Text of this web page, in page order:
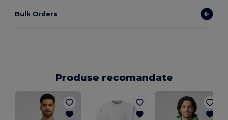
Bulk Orders
Produse recomandate